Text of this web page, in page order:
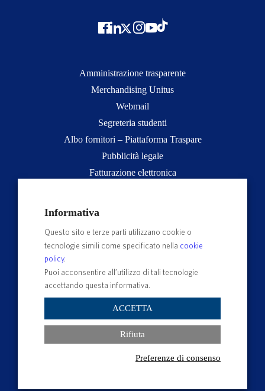
Amministrazione trasparente
Merchandising Unitus
Webmail
Segreteria studenti
Albo fornitori – Piattaforma Traspare
Pubblicità legale
Fatturazione elettronica
Servizio reclami
Sedi e Poli
Contatti e PEC
Albo Ufficiale di Ateneo
Impostazioni dei cookie
Informativa
Questo sito e terze parti utilizzano cookie o
tecnologie simili come specificato nella cookie
policy.
Puoi acconsentire all’utilizzo di tali tecnologie
accettando questa informativa.
ACCETTA
Rifiuta
Preferenze di consenso